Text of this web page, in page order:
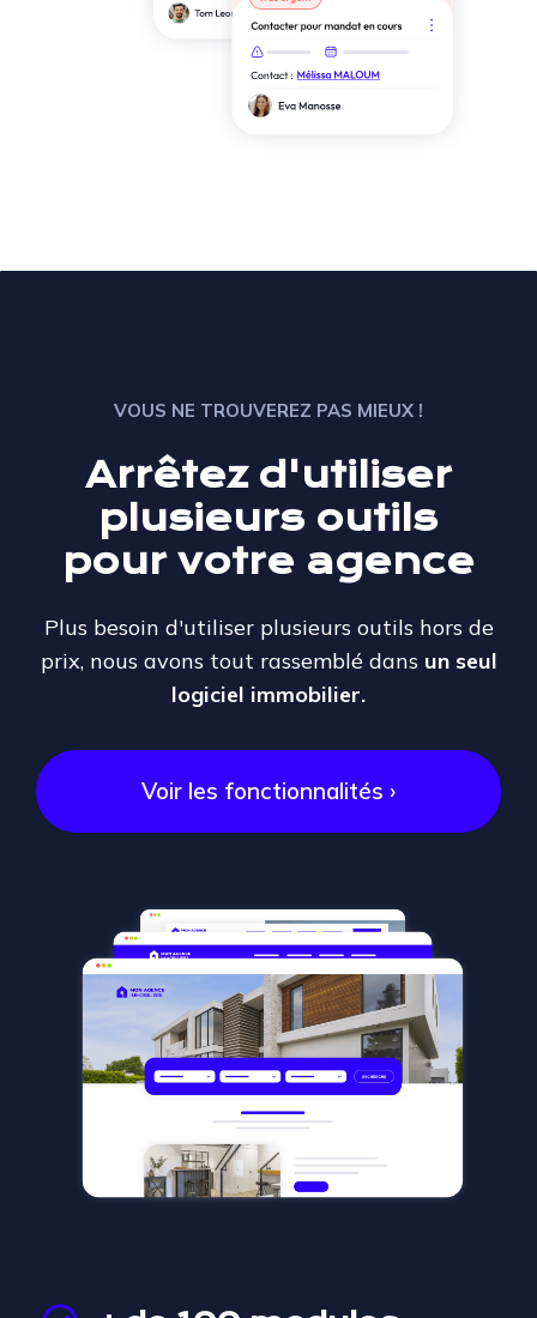
VOUS NE TROUVEREZ PAS MIEUX !
Arrêtez d'utiliser
plusieurs outils
pour votre agence
Plus besoin d'utiliser plusieurs outils hors de
prix, nous avons tout rassemblé dans un seul
logiciel immobilier.
Voir les fonctionnalités ›